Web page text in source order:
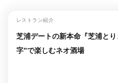
レストラン紹介
芝浦デートの新本命『芝浦と
字”で楽しむネオ酒場